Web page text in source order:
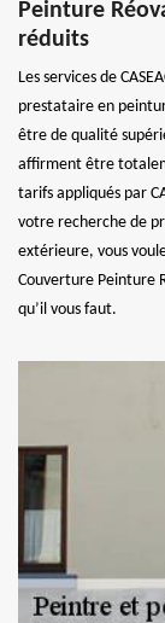
Peinture
réduits
Les services de
prestataire en
être de qualité
affirment être
tarifs appliqués par
votre recherche de
extérieure, vous
Couverture Peinture
qu’il vous faut.